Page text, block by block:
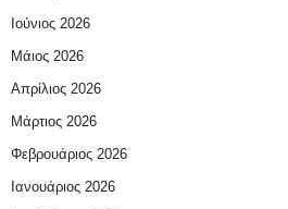
Ιούνιος 2026
Μάιος 2026
Απρίλιος 2026
Μάρτιος 2026
Φεβρουάριος 2026
Ιανουάριος 2026